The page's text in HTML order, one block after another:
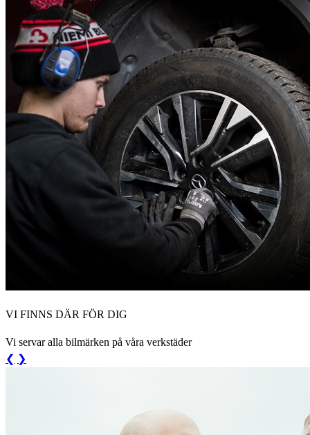
VI FINNS DÄR FÖR DIG
Vi servar alla bilmärken på våra verkstäder
❮ ❯